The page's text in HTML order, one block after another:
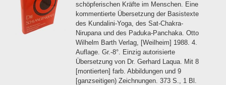
schöpferischen Kräfte im Menschen. Eine
kommentierte Übersetzung der Basistexte
des Kundalini-Yoga, des Sat-Chakra-
Nirupana und des Paduka-Panchaka. Otto
Wilhelm Barth Verlag, [Weilheim] 1988. 4.
Auflage. Gr.-8°. Einzig autorisierte
Übersetzung von Dr. Gerhard Laqua. Mit 8
[montierten] farb. Abbildungen und 9
[ganzseitigen) Zeichnungen. 373 S., 1 Bl.